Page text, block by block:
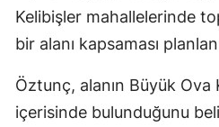
Kelibişler mahallelerinde
bir alanı kapsaması
Öztunç, alanın Büyük Ova
içerisinde bulunduğunu